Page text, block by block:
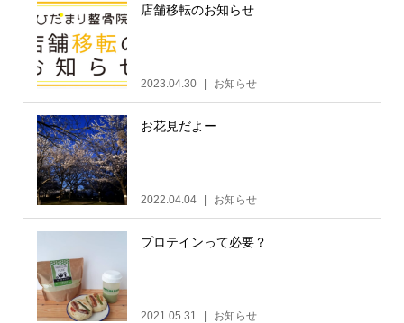
店舗移転のお知らせ
2023.04.30 お知らせ
お花見だよー
2022.04.04 お知らせ
プロテインって必要？
2021.05.31 お知らせ